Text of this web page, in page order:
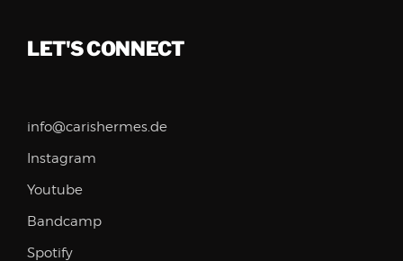
LET'S CONNECT
info@carishermes.de
Instagram
Youtube
Bandcamp
Spotify